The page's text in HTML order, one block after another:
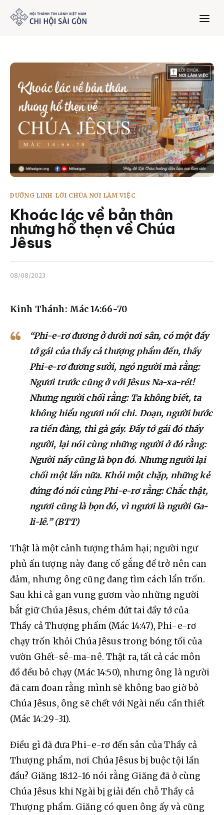
Trang chủ
Giới thiệu
Dưỡng Linh
Thư viện
Bản tin
Mục vụ
Liên hệ
Dâng hiến
DƯỠNG LINH LỜI CHÚA NƠI LÀM VIỆC
Khoác lác về bản thân
nhưng hổ thẹn về Chúa
Jêsus
08/08/2023
Kinh Thánh: Mác 14:66-70
“Phi-e-rơ đương ở dưới nơi sân, có một đầy
tớ gái của thầy cả thượng phẩm đến, thấy
Phi-e-rơ đương sưởi, ngó người mà rằng:
Ngươi trước cũng ở với Jêsus Na-xa-rét!
Nhưng người chối rằng: Ta không biết, ta
không hiểu ngươi nói chi. Đoạn, người bước
ra tiền đàng, thì gà gáy. Đầy tớ gái đó thấy
người, lại nói cùng những người ở đó rằng:
Người nầy cũng là bọn đó. Nhưng người lại
chối một lần nữa. Khỏi một chặp, những kẻ
đứng đó nói cùng Phi-e-rơ rằng: Chắc thật,
ngươi cũng là bọn đó, vì ngươi là người Ga-
li-lê.” (BTT)
Thật là một cảnh tượng thảm hại; người ngư
phủ ấn tượng này đang cố gắng để trở nên can
đảm, nhưng ông cũng đang tìm cách lẩn trốn.
Sau khi cả gan vung gươm vào những người
bắt giữ Chúa Jêsus, chém đứt tai đầy tớ của
Thầy cả Thượng phẩm (Mác 14:47), Phi-e-rơ
chạy trốn khỏi Chúa Jêsus trong bóng tối của
vườn Ghết-sê-ma-nê. Thật ra, tất cả các môn
đồ đều bỏ chạy (Mác 14:50), nhưng ông là người
đã cam đoan rằng mình sẽ không bao giờ bỏ
Chúa Jêsus, ông sẽ chết với Ngài nếu cần thiết
(Mác 14:29-31).
Điều gì đã đưa Phi-e-rơ đến sân của Thầy cả
Thượng phẩm, nơi Chúa Jêsus bị buộc tội lần
đầu? Giăng 18:12-16 nói rằng Giăng đã ở cùng
Chúa Jêsus khi Ngài bị giải đến chỗ Thầy cả
Thượng phẩm. Giăng có quen ông ấy và cũng